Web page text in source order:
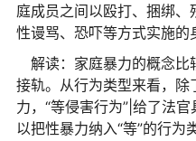
庭成员之间以殴打、捆绑
性谩骂、恐吓等方式实施的
解读：家庭暴力的概念
接轨。从行为类型来看，
力，“等侵害行为”|给了法
以把性暴力纳入“等”的行为